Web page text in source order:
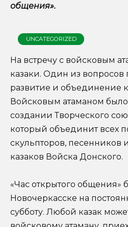
общения».
UNCATEGORIZED
На встречу с войсковым
казаки. Один из вопросов
развитие и объединение
Войсковым атаманом
создании Творческого
который объединит всех
скульпторов, песенников
казаков Войска Донского.
«Час открытого общения»
Новочеркасске на
субботу. Любой казак